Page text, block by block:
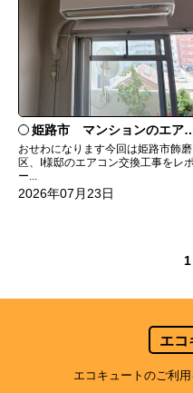
姫路市 マンションのエアコンをダイキンRXへ交換
おせわになります今回は姫路市飾磨
区、I様邸のエアコン交換工事をレ
ー...
2026年07月23日
1
エコ
エコキュートのご利